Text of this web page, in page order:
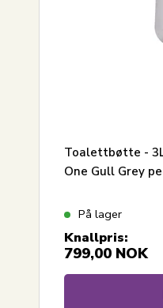
Toalettbøtte -
One Gull Grey
På lager
Knallpris:
799,00 NOK